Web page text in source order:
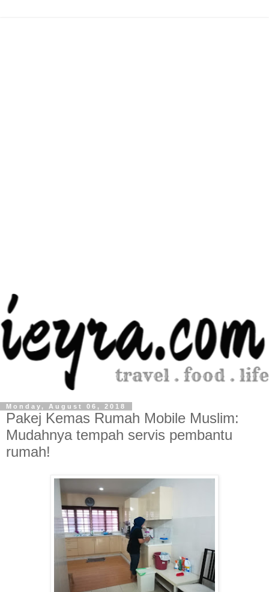
Monday, August 06, 2018
Pakej Kemas Rumah Mobile Muslim:
Mudahnya tempah servis pembantu
rumah!